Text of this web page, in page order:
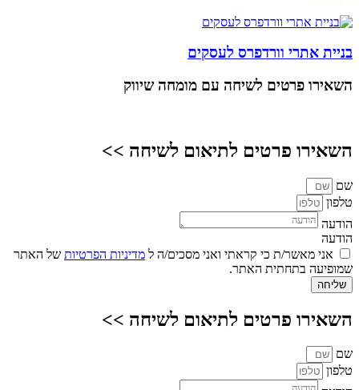
בניית אתרי וורדפרס לעסקים
השאירו פרטים לשיחה עם מומחה שיווק
השאירו פרטים לתיאום לשיחה >>
שם
טלפון
הודעה
הודעה
אני מאשר/ת כי קראתי ואני מסכים/ה ל מדיניות הפרטיות של האתר
שמופיעה בתחתית האתר.
שליחה
השאירו פרטים לתיאום לשיחה >>
שם
טלפון